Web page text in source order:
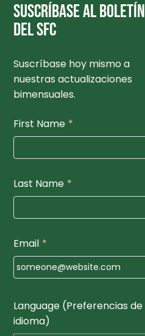
SUSCRÍBASE AL BOLETÍN
DEL SFC
Suscríbase hoy mismo a
nuestras actualizaciones
bimensuales.
First Name *
Last Name *
Email *
Language (Preferencias de
idioma)